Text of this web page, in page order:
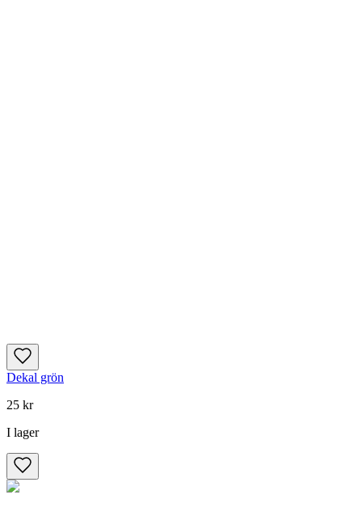
Dekal grön
25 kr
I lager